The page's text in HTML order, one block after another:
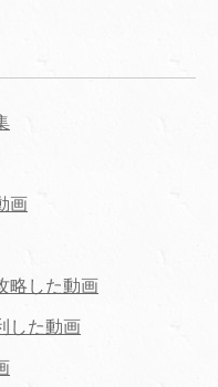
画
略した動画
した動画